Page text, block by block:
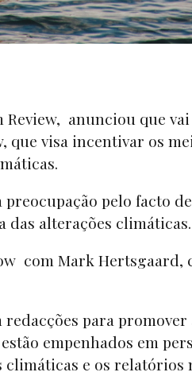
anunciou que
visa incentivar os
pelo facto
alterações climáticas.
com Mark
para
empenhados em
climáticas e os relatórios